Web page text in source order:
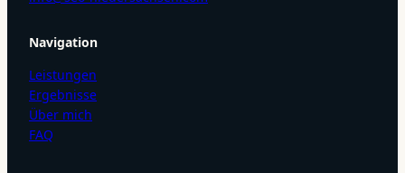
Navigation
Leistungen
Ergebnisse
Über mich
FAQ